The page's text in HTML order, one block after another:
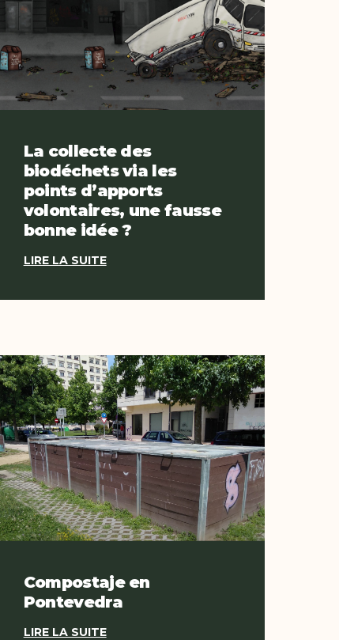
La collecte des
biodéchets via les
points d’apports
volontaires, une fausse
bonne idée ?
LIRE LA SUITE
Compostaje en
Pontevedra
LIRE LA SUITE